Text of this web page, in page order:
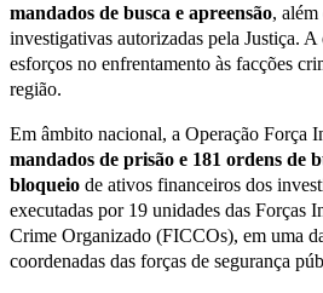
mandados de busca e apreensão, além
investigativas autorizadas pela Justiça. A
esforços no enfrentamento às facções
região.
Em âmbito nacional, a Operação Força
mandados de prisão e 181 ordens de
bloqueio de ativos financeiros dos
executadas por 19 unidades das Forças
Crime Organizado (FICCOs), em uma
coordenadas das forças de segurança